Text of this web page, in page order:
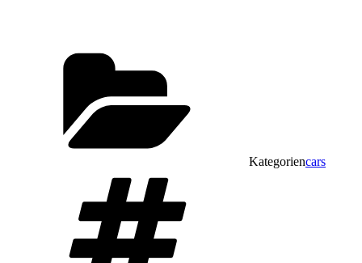
Kategoriencars